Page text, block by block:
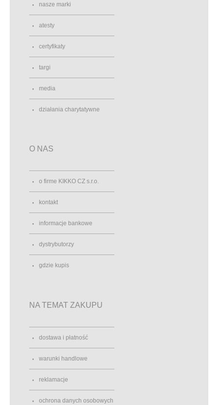
nasze marki
atesty
certyfikaty
targi
media
działania charytatywne
O NAS
o firme KIKKO CZ s.r.o.
kontakt
informacje bankowe
dystrybutorzy
gdzie kupis
NA TEMAT ZAKUPU
dostawa i płatność
warunki handlowe
reklamacje
ochrona danych osobowych